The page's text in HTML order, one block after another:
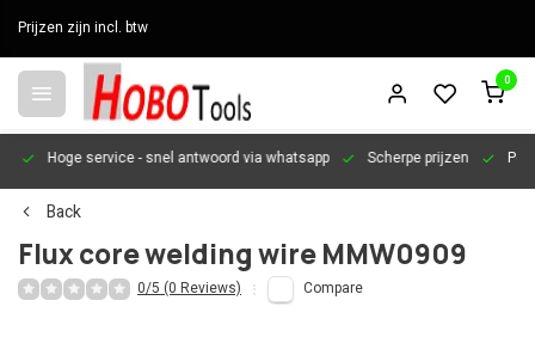
Prijzen zijn incl. btw
0
Hoge service- snel antwoord via whatsapp Scherpe prijzen
Back
Flux core welding wire MMW0909
0/5 (0 Reviews) Compare